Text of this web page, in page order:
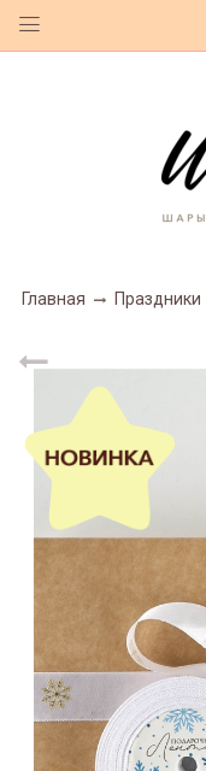
Главная Праздники